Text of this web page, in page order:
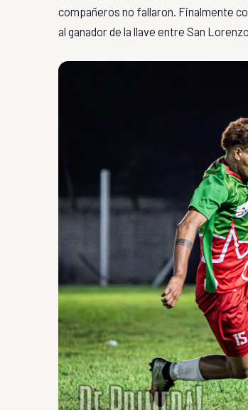
compañeros no fallaron. Finalmente
al ganador de la llave entre San